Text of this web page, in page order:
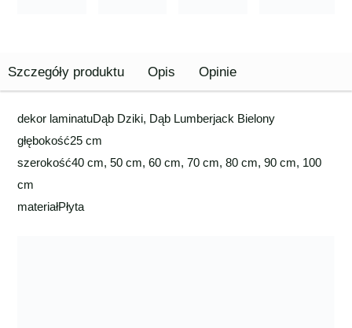
Szczegóły produktu Opis Opinie
dekor laminatuDąb Dziki, Dąb Lumberjack Bielony
głębokość25 cm
szerokość40 cm, 50 cm, 60 cm, 70 cm, 80 cm, 90 cm, 100
cm
materiałPłyta